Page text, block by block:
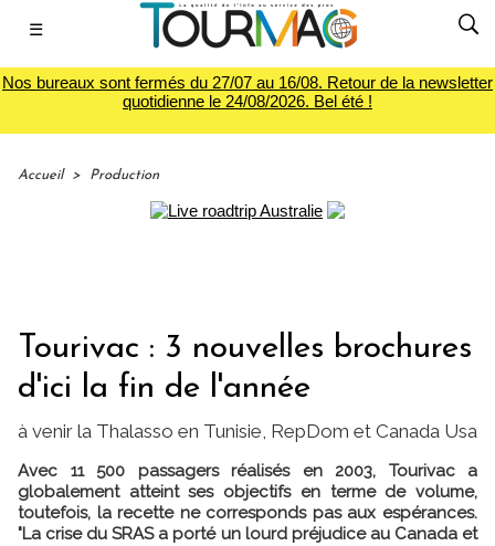
☰
Nos bureaux sont fermés du 27/07 au 16/08. Retour de la newsletter
quotidienne le 24/08/2026. Bel été !
Accueil > Production
Tourivac : 3 nouvelles brochures
d'ici la fin de l'année
à venir la Thalasso en Tunisie, RepDom et Canada Usa
Avec 11 500 passagers réalisés en 2003, Tourivac a
globalement atteint ses objectifs en terme de volume,
toutefois, la recette ne corresponds pas aux espérances.
"La crise du SRAS a porté un lourd préjudice au Canada et